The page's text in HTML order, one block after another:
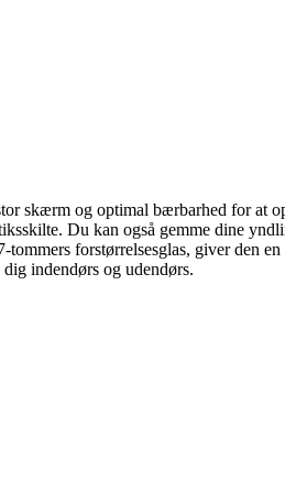
skærm og optimal bærbarhed for
Du kan også gemme dine
forstørrelsesglas, giver
indendørs og udendørs.